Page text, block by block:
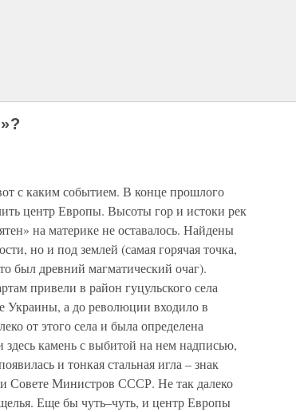
с каким событием. В конце прошлого
центр Европы. Высоты гор и истоки рек
на материке не оставалось. Найдены
но и под землей (самая горячая точка,
был древний магматический очаг).
привели в район гуцульского села
Украины, а до революции входило в
от этого села и была определена
камень с выбитой на нем надписью,
и тонкая стальная игла – знак
Совете Министров СССР. Не так далеко
Еще бы чуть–чуть, и центр Европы